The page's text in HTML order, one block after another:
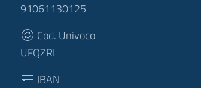
91061130125
Cod. Univoco
UFQZRI
IBAN